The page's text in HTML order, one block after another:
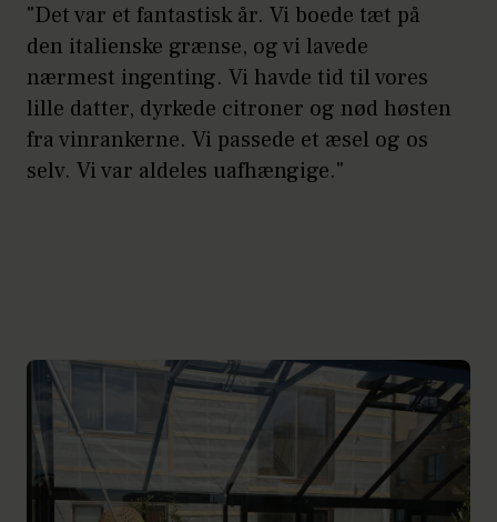
"Det var et fantastisk år. Vi boede tæt på
den italienske grænse, og vi lavede
nærmest ingenting. Vi havde tid til vores
lille datter, dyrkede citroner og nød høsten
fra vinrankerne. Vi passede et æsel og os
selv. Vi var aldeles uafhængige."